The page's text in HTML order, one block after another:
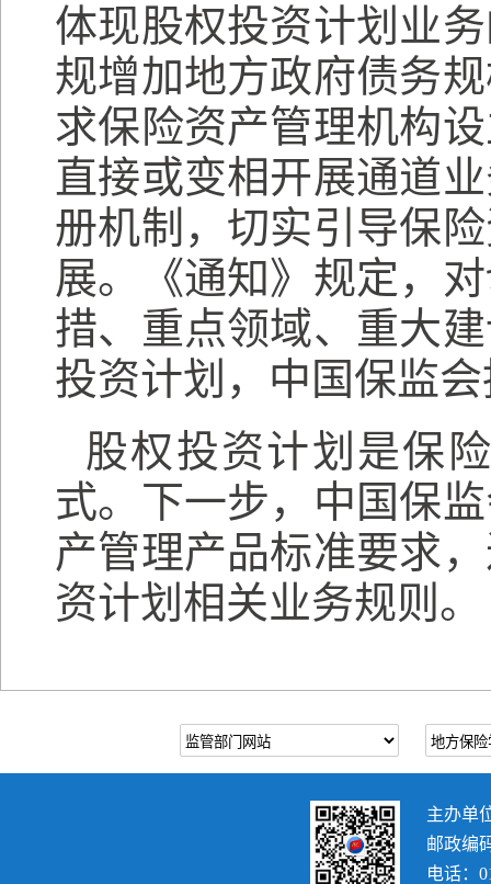
体现股权投资计划业
规增加地方政府债务
求保险资产管理机构
直接或变相开展通道
册机制，切实引导保
展。《通知》规定，
措、重点领域、重大
投资计划，中国保监
股权投资计划是保
式。下一步，中国保
产管理产品标准要求
资计划相关业务规则。
主办单
邮政编
电话：